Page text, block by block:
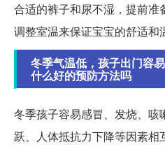
合适的裤子和尿不湿，提前准
调整室温来保证宝宝的舒适和
冬季气温低，孩子出门容
什么好的预防方法吗
冬季孩子容易感冒、发烧、
跃、人体抵抗力下降等因素相